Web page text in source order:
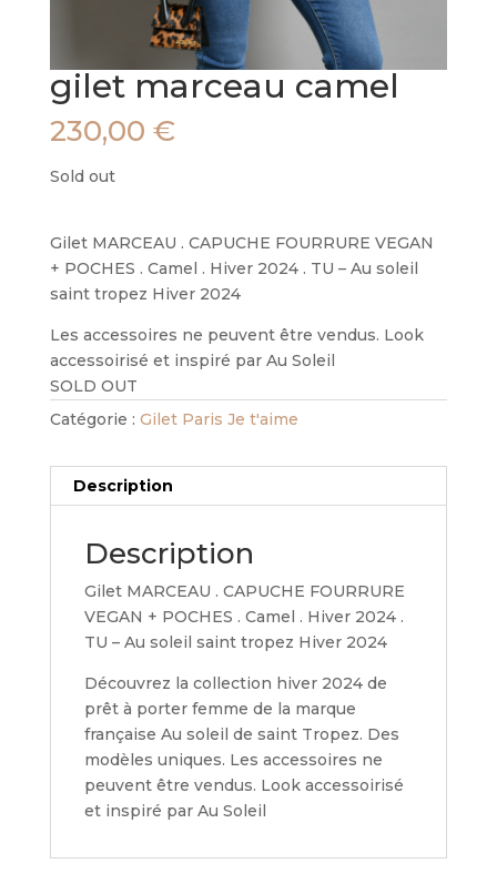
gilet marceau camel
230,00 €
Sold out
Gilet MARCEAU . CAPUCHE FOURRURE VEGAN
+ POCHES . Camel . Hiver 2024 . TU – Au soleil
saint tropez Hiver 2024
Les accessoires ne peuvent être vendus. Look
accessoirisé et inspiré par Au Soleil
SOLD OUT
Catégorie : Gilet Paris Je t'aime
Description
Description
Gilet MARCEAU . CAPUCHE FOURRURE
VEGAN + POCHES . Camel . Hiver 2024 .
TU – Au soleil saint tropez Hiver 2024
Découvrez la collection hiver 2024 de
prêt à porter femme de la marque
française Au soleil de saint Tropez. Des
modèles uniques. Les accessoires ne
peuvent être vendus. Look accessoirisé
et inspiré par Au Soleil